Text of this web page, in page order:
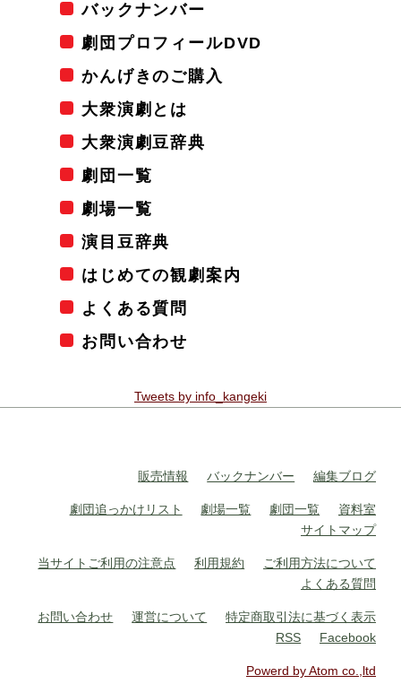
バックナンバー
劇団プロフィールDVD
かんげきのご購入
大衆演劇とは
大衆演劇豆辞典
劇団一覧
劇場一覧
演目豆辞典
はじめての観劇案内
よくある質問
お問い合わせ
Tweets by info_kangeki
販売情報 バックナンバー 編集ブログ
劇団追っかけリスト 劇場一覧 劇団一覧
資料室
サイトマップ
当サイトご利用の注意点 利用規約
ご利用方法について
よくある質問
お問い合わせ 運営について
特定商取引法に基づく表示
RSS
Facebook
Powerd by Atom co.,ltd